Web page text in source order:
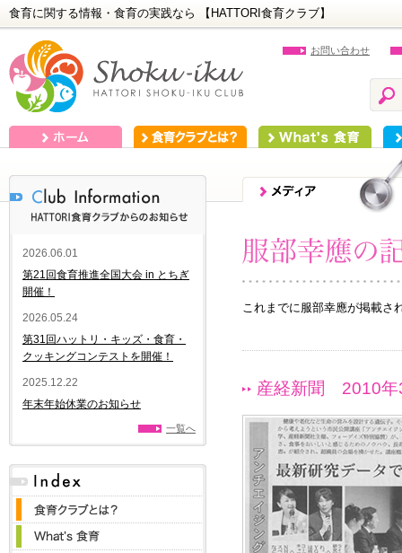
食育に関する情報・食育の実践なら 【HATTORI食育クラブ】
お問い合わせ
これまでに服部幸應が掲載さ
産経新聞 2010年
2026.06.01
第21回食育推進全国大会 in とちぎ
開催！
2026.05.24
第31回ハットリ・キッズ・食育・
クッキングコンテストを開催！
2025.12.22
年末年始休業のお知らせ
一覧へ